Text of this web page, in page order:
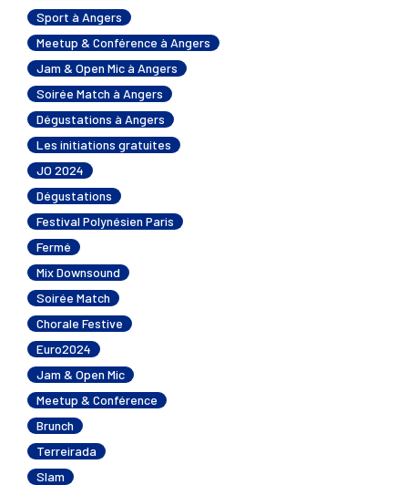
Sport à Angers
Meetup & Conférence à Angers
Jam & Open Mic à Angers
Soirée Match à Angers
Dégustations à Angers
Les initiations gratuites
JO 2024
Dégustations
Festival Polynésien Paris
Fermé
Mix Downsound
Soirée Match
Chorale Festive
Euro2024
Jam & Open Mic
Meetup & Conférence
Brunch
Terreirada
Slam